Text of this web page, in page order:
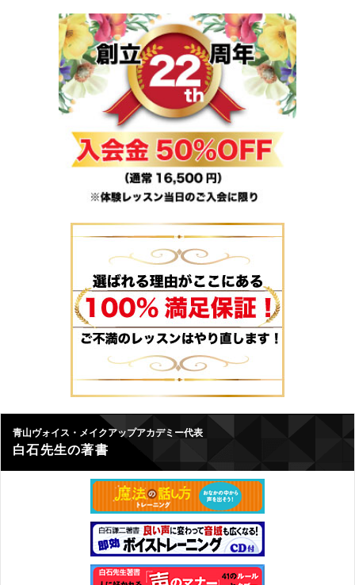
青山ヴォイス・メイクアップアカデミー代表
白石先生の著書